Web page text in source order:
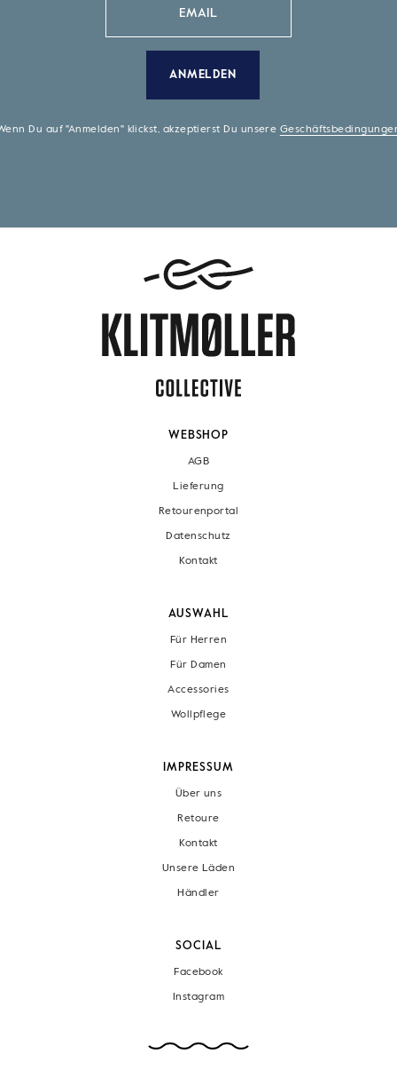
ANMELDEN
Du auf "Anmelden" klickst, akzeptierst Du unsere
WEBSHOP
AGB
Lieferung
Retourenportal
Datenschutz
Kontakt
AUSWAHL
Für Herren
Für Damen
Accessories
Wollpflege
IMPRESSUM
Über uns
Retoure
Kontakt
Unsere Läden
Händler
SOCIAL
Facebook
Instagram